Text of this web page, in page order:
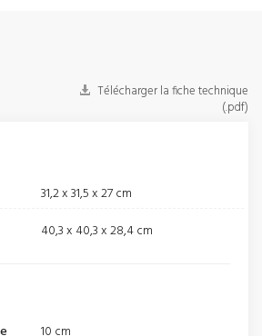
Télécharger la fiche technique
(.pdf)
31,2 x 31,5 x 27 cm
40,3 x 40,3 x 28,4 cm